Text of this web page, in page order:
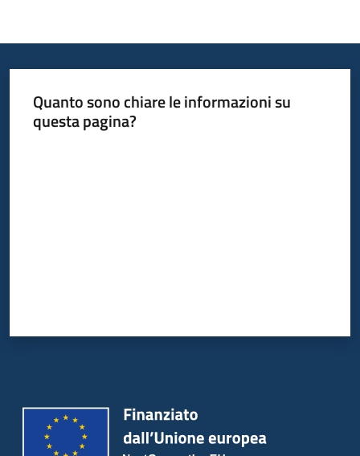
Quanto sono chiare le informazioni su
questa pagina?